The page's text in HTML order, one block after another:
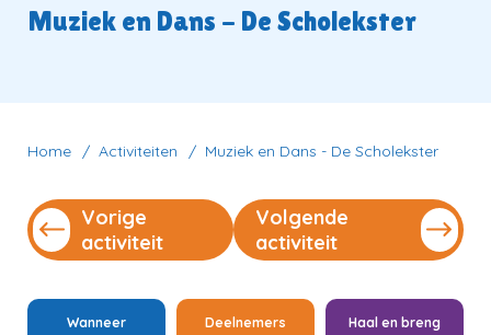
Contact
Muziek en Dans - De Scholekster
Home Activiteiten Muziek en Dans - De Scholekster
Vorige
activiteit
Volgende
activiteit
Wanneer Deelnemers Haal en breng